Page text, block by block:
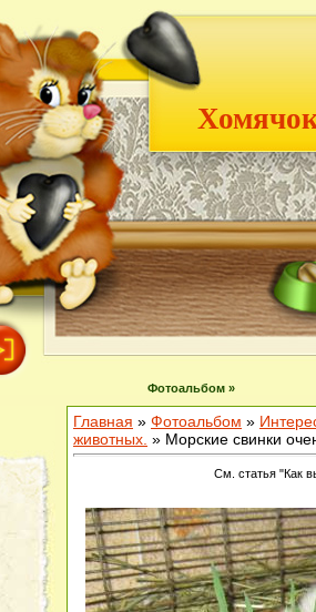
Фотоальбом »
Главная » Фотоальбом »
животных. » Морские свинки
См. статья "Как